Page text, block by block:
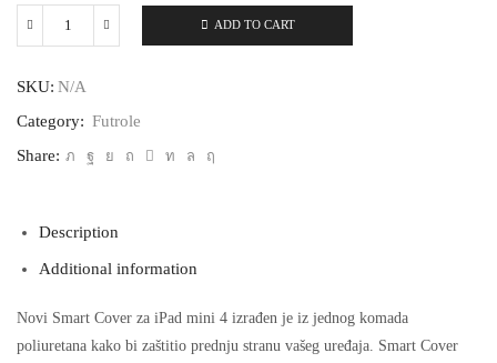
Apple
4
Smart
Cover
quantity
ADD TO CART
SKU: N/A
Category: Futrole
Share:
Description
Additional information
Novi Smart Cover za iPad mini 4 izrađen je iz jednog komada
poliuretana kako bi zaštitio prednju stranu vašeg uređaja. Smart Cover